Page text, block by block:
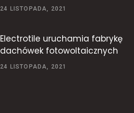
24 LISTOPADA, 2021
Electrotile uruchamia fabrykę
dachówek fotowoltaicznych
24 LISTOPADA, 2021